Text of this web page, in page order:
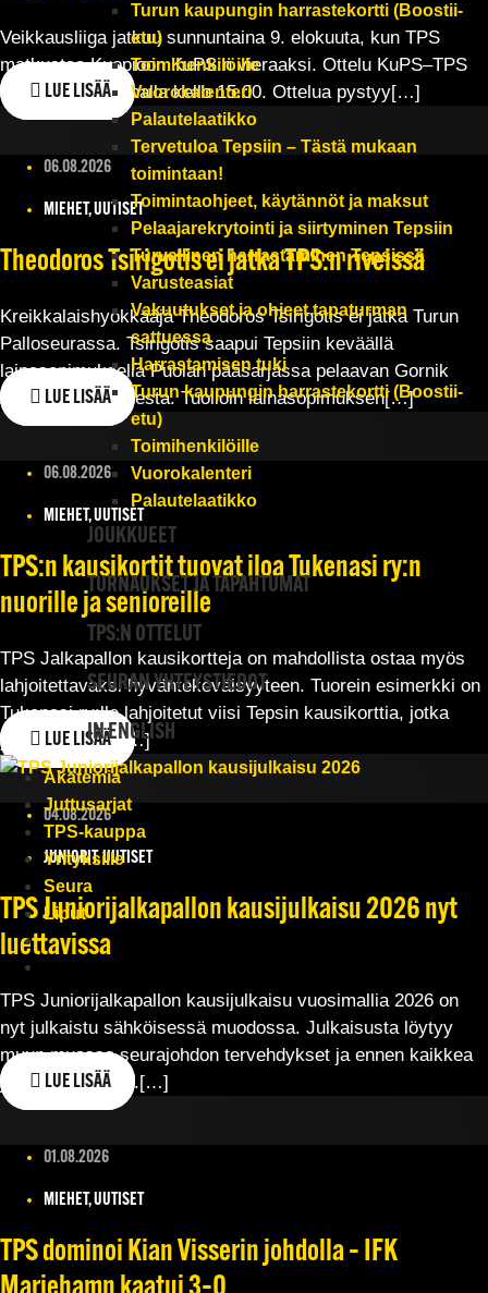
Turun kaupungin harrastekortti (Boostii-
etu)
Toimihenkilöille
Vuorokalenteri
Palautelaatikko
Tervetuloa Tepsiin – Tästä mukaan
toimintaan!
Toimintaohjeet, käytännöt ja maksut
Pelaajarekrytointi ja siirtyminen Tepsiin
Turvallinen harrastaminen Tepsissä
Varusteasiat
Vakuutukset ja ohjeet tapaturman
sattuessa
Harrastamisen tuki
Turun kaupungin harrastekortti (Boostii-
etu)
Toimihenkilöille
Vuorokalenteri
Palautelaatikko
JOUKKUEET
TURNAUKSET JA TAPAHTUMAT
TPS:N OTTELUT
SEURAN YHTEYSTIEDOT
IN ENGLISH
Akatemia
Juttusarjat
TPS-kauppa
Yrityksille
Seura
Liput
Veikkausliiga jatkuu sunnuntaina 9. elokuuta, kun TPS
matkustaa Kuopioon KuPS:n vieraaksi. Ottelu KuPS–TPS
alkaa Väre Areenalla kello 15.00. Ottelua pystyy[…]
LUE LISÄÄ
06.08.2026
MIEHET, UUTISET
Theodoros Tsirigotis ei jatka TPS:n riveissä
Kreikkalaishyökkääjä Theodoros Tsirigotis ei jatka Turun
Palloseurassa. Tsirigotis saapui Tepsiin keväällä
lainasopimuksella Puolan pääsarjassa pelaavan Gornik
Zabrzen joukkueesta. Tuolloin lainasopimuksen[…]
LUE LISÄÄ
06.08.2026
MIEHET, UUTISET
TPS:n kausikortit tuovat iloa Tukenasi ry:n
nuorille ja senioreille
TPS Jalkapallon kausikortteja on mahdollista ostaa myös
lahjoitettavaksi hyväntekeväisyyteen. Tuorein esimerkki on
Tukenasi ry:lle lahjoitetut viisi Tepsin kausikorttia, jotka
yksityishenkilö[…]
LUE LISÄÄ
04.08.2026
JUNIORIT, UUTISET
TPS Juniorijalkapallon kausijulkaisu 2026 nyt
luettavissa
TPS Juniorijalkapallon kausijulkaisu vuosimallia 2026 on
nyt julkaistu sähköisessä muodossa. Julkaisusta löytyy
muun muassa seurajohdon tervehdykset ja ennen kaikkea
joukkue-esittelyt.[…]
LUE LISÄÄ
01.08.2026
MIEHET, UUTISET
TPS dominoi Kian Visserin johdolla – IFK